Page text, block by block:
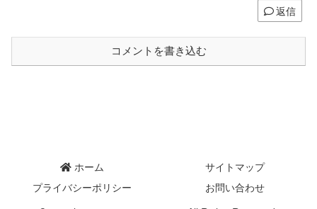
返信
コメントを書き込む
ホーム
サイトマップ
プライバシーポリシー
お問い合わせ